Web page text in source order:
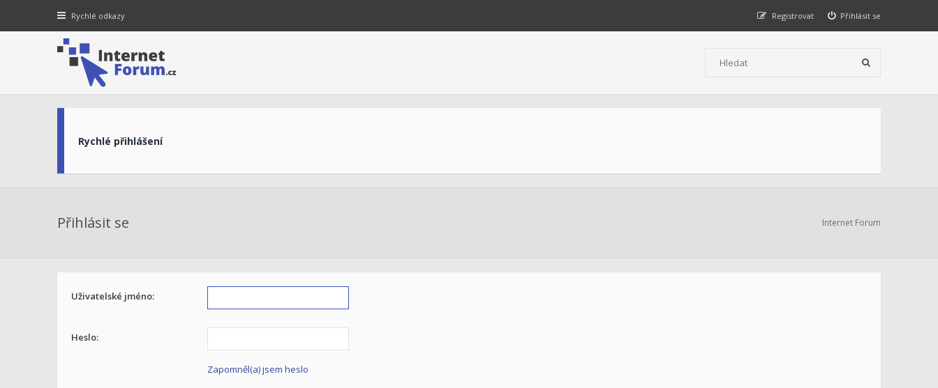
Rychlé odkazy Přihlásit se
Registrovat
Rychlé přihlášení
Přihlásit se Internet Forum
Uživatelské jméno:
Heslo:
Zapomněl(a) jsem heslo